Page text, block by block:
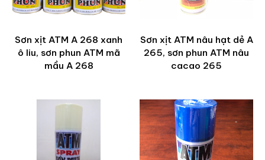
Sơn xịt ATM A 268 xanh
ô liu, sơn phun ATM mã
mầu A 268
Sơn xịt ATM nâu hạt dẻ A
265, sơn phun ATM nâu
cacao 265